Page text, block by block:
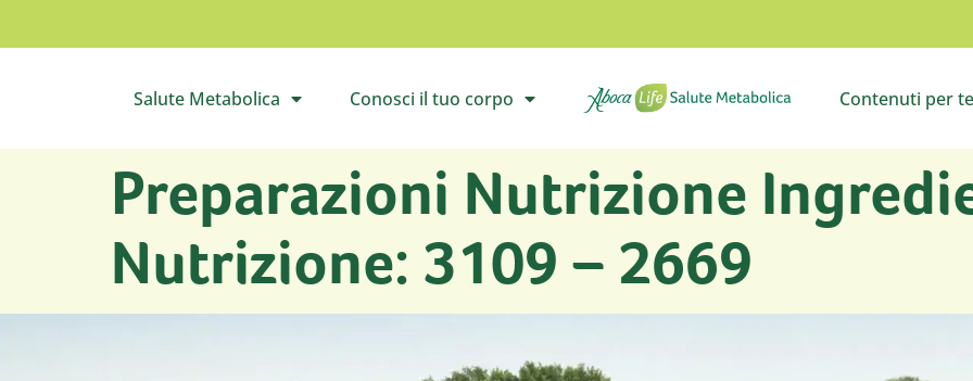
Apri il sottomenù
Salute Metabolica Apri il sottomenù
Conosci il tuo corpo Vai all’homepage Apri il
Contenuti per te
Preparazioni Nutrizione
Nutrizione: 3109 – 2669